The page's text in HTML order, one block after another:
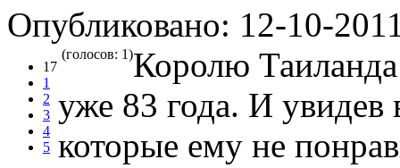
Опубликовано: 12-10-
17
1
2
3
4
5
(голосов: 1)Королю
уже 83 года. И увидев
которые ему не